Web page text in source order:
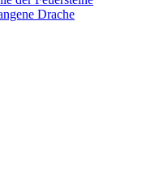
Drache